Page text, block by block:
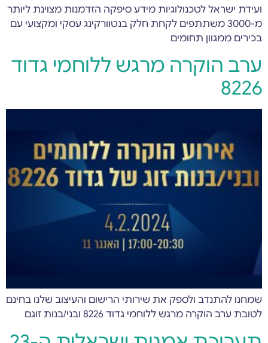
ועידת ישראל לטכנולוגיות מידע סיפקה הזדמנות מצוינת ליותר
מ-3000 משתתפים לקחת חלק בנטוורקינג עסקי ומקצועי עם
בכירים ממגוון תחומים
ערב הוקרה מרגש ללוחמי גדוד
8226
שמחנו להתנדב ולספק את שירותי הרישום והעיצוב שלנו בחינם
לטובת ערב הוקרה מרגש ללוחמי גדוד 8226 ובני/בנות זוגם